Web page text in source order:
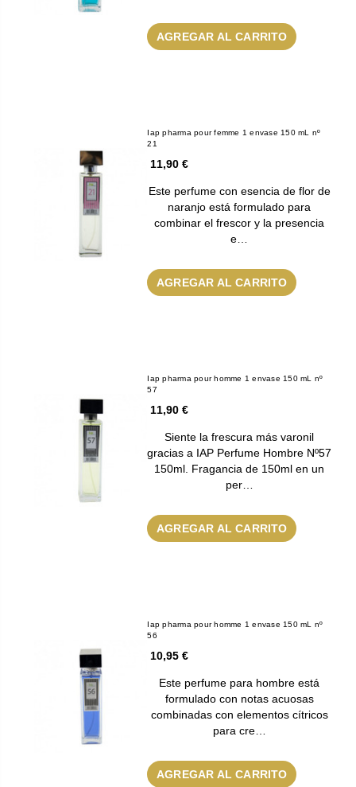
AGREGAR AL CARRITO
Iap pharma pour femme 1 envase 150 mL nº
21
11,90 €
Este perfume con esencia de flor de
naranjo está formulado para
combinar el frescor y la presencia
e…
AGREGAR AL CARRITO
Iap pharma pour homme 1 envase 150 mL nº
57
11,90 €
Siente la frescura más varonil
gracias a IAP Perfume Hombre Nº57
150ml. Fragancia de 150ml en un
per…
AGREGAR AL CARRITO
Iap pharma pour homme 1 envase 150 mL nº
56
10,95 €
Este perfume para hombre está
formulado con notas acuosas
combinadas con elementos cítricos
para cre…
AGREGAR AL CARRITO